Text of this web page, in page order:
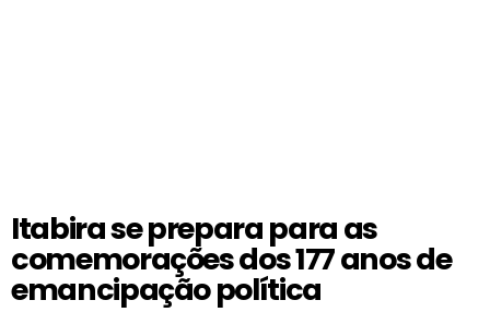
Itabira se prepara para as
comemorações dos 177 anos de
emancipação política